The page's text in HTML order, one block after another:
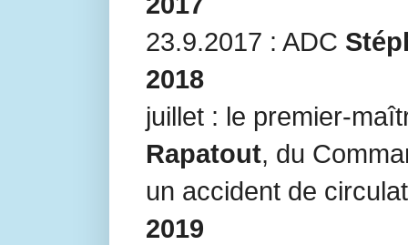
23.9.2017 : ADC
2018
juillet : le premier-
Rapatout, du
un accident de
2019